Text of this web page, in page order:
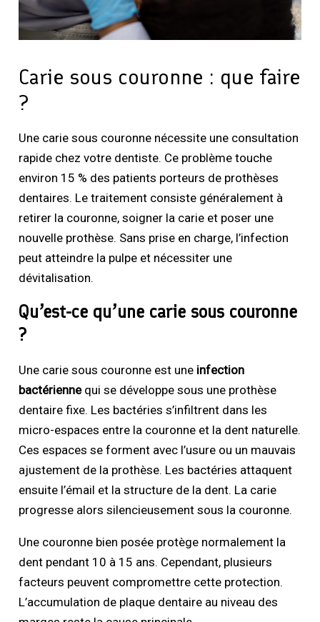
Carie sous couronne : que faire
?
Une carie sous couronne nécessite une consultation
rapide chez votre dentiste. Ce problème touche
environ 15 % des patients porteurs de prothèses
dentaires. Le traitement consiste généralement à
retirer la couronne, soigner la carie et poser une
nouvelle prothèse. Sans prise en charge, l’infection
peut atteindre la pulpe et nécessiter une
dévitalisation.
Qu’est-ce qu’une carie sous couronne
?
Une carie sous couronne est une infection
bactériennequi se développe sous une prothèse
dentaire fixe. Les bactéries s’infiltrent dans les
micro-espaces entre la couronne et la dent naturelle.
Ces espaces se forment avec l’usure ou un mauvais
ajustement de la prothèse. Les bactéries attaquent
ensuite l’émail et la structure de la dent. La carie
progresse alors silencieusement sous la couronne.
Une couronne bien posée protège normalement la
dent pendant 10 à 15 ans. Cependant, plusieurs
facteurs peuvent compromettre cette protection.
L’accumulation de plaque dentaire au niveau des